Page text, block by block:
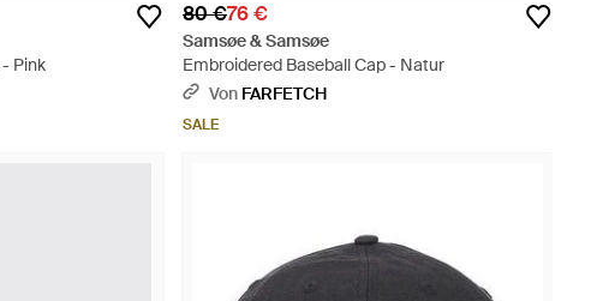
Pink
80 €76 €
Samsøe & Samsøe
Embroidered Baseball Cap - Natur
Von FARFETCH
SALE